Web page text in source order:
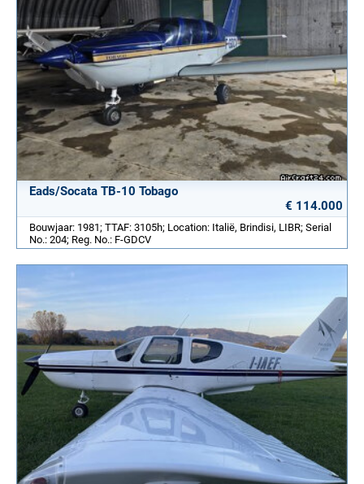
Eads/Socata TB-10 Tobago
€ 114.000
Bouwjaar: 1981; TTAF: 3105h; Location: Italië, Brindisi, LIBR; Serial
No.: 204; Reg. No.: F-GDCV